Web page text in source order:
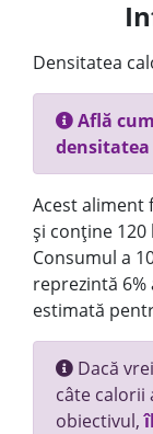
Densitatea
Află
Acest aliment
și conține 120
Consumul a
reprezintă
estimată
Dacă
câte calorii
obiectivul,